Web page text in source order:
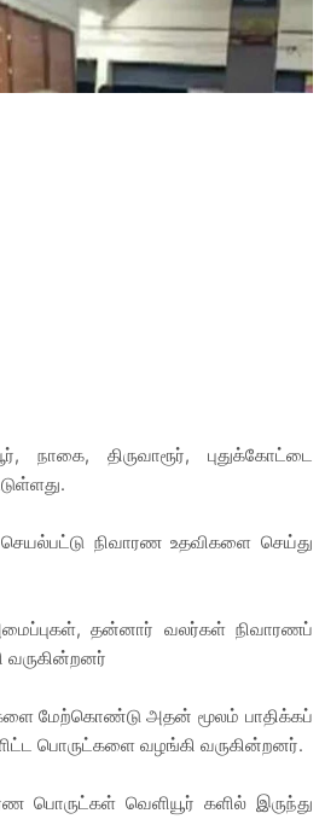
நாகை, திருவாரூர், புதுக்கோட்டை
செயல்பட்டு நிவாரண உதவிகளை செய்து
தன்னார் வலர்கள் நிவாரணப்
வருகின்றனர்
மேற்கொண்டு அதன் மூலம் பாதிக்கப்
பொருட்களை வழங்கி வருகின்றனர்.
பொருட்கள் வெளியூர் களில் இருந்து